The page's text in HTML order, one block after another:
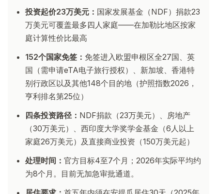
投资起价23万美元： 国家发展基金（NDF）捐款23
万美元可覆盖最多四人家庭——在加勒比地区按家
庭计算性价比最高
152个国家免签： 免签进入欧盟申根区全27国、英
国（需申请eTA电子旅行授权）、新加坡、香港特
别行政区以及其他148个目的地（护照指数2026，
亨利排名第25位）
四条投资路径： NDF捐款（23万美元）、房地产
（30万美元）、西印度大学奖学金基金（6人以上
家庭26万美元）及直接商业投资（150万美元起）
处理时间： 官方目标4至7个月；2026年实际平均约
为8个月。目前无加急审批通道。